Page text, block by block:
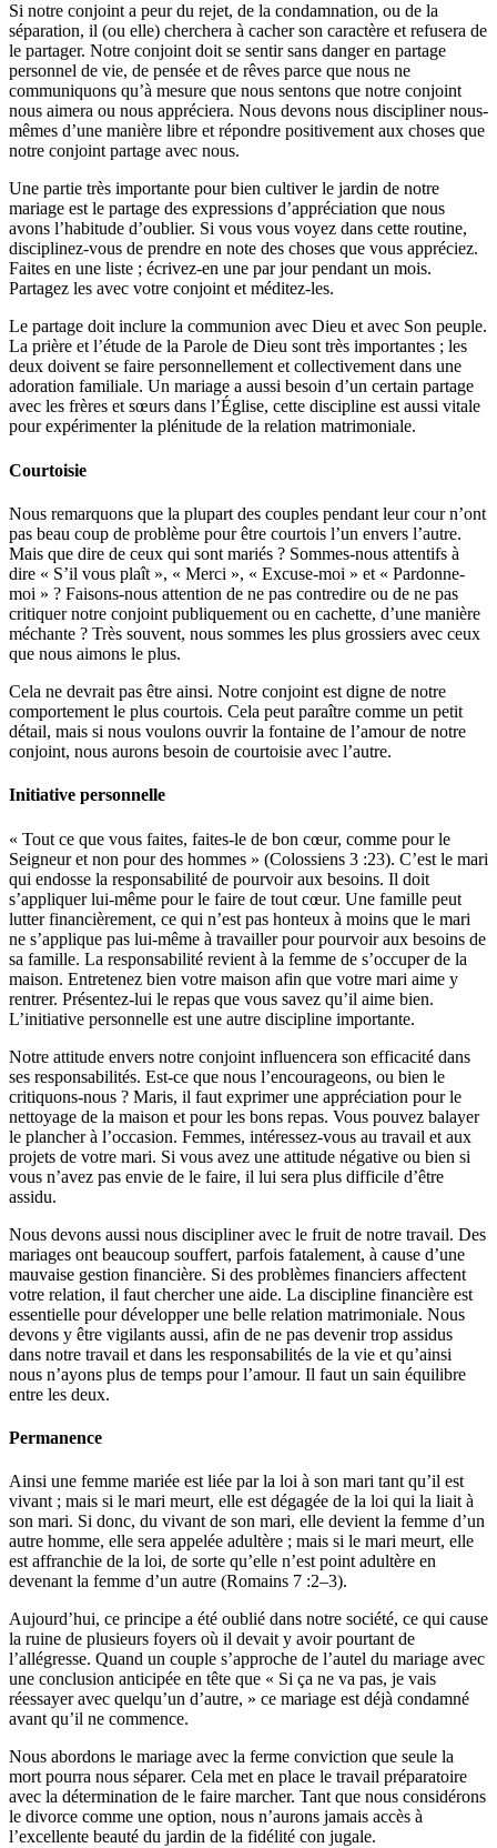
Si notre conjoint a peur du rejet, de la condamnation, ou de la
séparation, il (ou elle) cherchera à cacher son caractère et refusera de
le partager. Notre conjoint doit se sentir sans danger en partage
personnel de vie, de pensée et de rêves parce que nous ne
communiquons qu’à mesure que nous sentons que notre conjoint
nous aimera ou nous appréciera. Nous devons nous discipliner nous-
mêmes d’une manière libre et répondre positivement aux choses que
notre conjoint partage avec nous.
Une partie très importante pour bien cultiver le jardin de notre
mariage est le partage des expressions d’appréciation que nous
avons l’habitude d’oublier. Si vous vous voyez dans cette routine,
disciplinez-vous de prendre en note des choses que vous appréciez.
Faites en une liste ; écrivez-en une par jour pendant un mois.
Partagez les avec votre conjoint et méditez-les.
Le partage doit inclure la communion avec Dieu et avec Son peuple.
La prière et l’étude de la Parole de Dieu sont très importantes ; les
deux doivent se faire personnellement et collectivement dans une
adoration familiale. Un mariage a aussi besoin d’un certain partage
avec les frères et sœurs dans l’Église, cette discipline est aussi vitale
pour expérimenter la plénitude de la relation matrimoniale.
Courtoisie
Nous remarquons que la plupart des couples pendant leur cour n’ont
pas beau coup de problème pour être courtois l’un envers l’autre.
Mais que dire de ceux qui sont mariés ? Sommes-nous attentifs à
dire « S’il vous plaît », « Merci », « Excuse-moi » et « Pardonne-
moi » ? Faisons-nous attention de ne pas contredire ou de ne pas
critiquer notre conjoint publiquement ou en cachette, d’une manière
méchante ? Très souvent, nous sommes les plus grossiers avec ceux
que nous aimons le plus.
Cela ne devrait pas être ainsi. Notre conjoint est digne de notre
comportement le plus courtois. Cela peut paraître comme un petit
détail, mais si nous voulons ouvrir la fontaine de l’amour de notre
conjoint, nous aurons besoin de courtoisie avec l’autre.
Initiative personnelle
« Tout ce que vous faites, faites-le de bon cœur, comme pour le
Seigneur et non pour des hommes » (Colossiens 3 :23). C’est le mari
qui endosse la responsabilité de pourvoir aux besoins. Il doit
s’appliquer lui-même pour le faire de tout cœur. Une famille peut
lutter financièrement, ce qui n’est pas honteux à moins que le mari
ne s’applique pas lui-même à travailler pour pourvoir aux besoins de
sa famille. La responsabilité revient à la femme de s’occuper de la
maison. Entretenez bien votre maison afin que votre mari aime y
rentrer. Présentez-lui le repas que vous savez qu’il aime bien.
L’initiative personnelle est une autre discipline importante.
Notre attitude envers notre conjoint influencera son efficacité dans
ses responsabilités. Est-ce que nous l’encourageons, ou bien le
critiquons-nous ? Maris, il faut exprimer une appréciation pour le
nettoyage de la maison et pour les bons repas. Vous pouvez balayer
le plancher à l’occasion. Femmes, intéressez-vous au travail et aux
projets de votre mari. Si vous avez une attitude négative ou bien si
vous n’avez pas envie de le faire, il lui sera plus difficile d’être
assidu.
Nous devons aussi nous discipliner avec le fruit de notre travail. Des
mariages ont beaucoup souffert, parfois fatalement, à cause d’une
mauvaise gestion financière. Si des problèmes financiers affectent
votre relation, il faut chercher une aide. La discipline financière est
essentielle pour développer une belle relation matrimoniale. Nous
devons y être vigilants aussi, afin de ne pas devenir trop assidus
dans notre travail et dans les responsabilités de la vie et qu’ainsi
nous n’ayons plus de temps pour l’amour. Il faut un sain équilibre
entre les deux.
Permanence
Ainsi une femme mariée est liée par la loi à son mari tant qu’il est
vivant ; mais si le mari meurt, elle est dégagée de la loi qui la liait à
son mari. Si donc, du vivant de son mari, elle devient la femme d’un
autre homme, elle sera appelée adultère ; mais si le mari meurt, elle
est affranchie de la loi, de sorte qu’elle n’est point adultère en
devenant la femme d’un autre (Romains 7 :2–3).
Aujourd’hui, ce principe a été oublié dans notre société, ce qui cause
la ruine de plusieurs foyers où il devait y avoir pourtant de
l’allégresse. Quand un couple s’approche de l’autel du mariage avec
une conclusion anticipée en tête que « Si ça ne va pas, je vais
réessayer avec quelqu’un d’autre, » ce mariage est déjà condamné
avant qu’il ne commence.
Nous abordons le mariage avec la ferme conviction que seule la
mort pourra nous séparer. Cela met en place le travail préparatoire
avec la détermination de le faire marcher. Tant que nous considérons
le divorce comme une option, nous n’aurons jamais accès à
l’excellente beauté du jardin de la fidélité con jugale.